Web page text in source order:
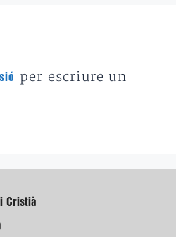
per escriure un
Cristià